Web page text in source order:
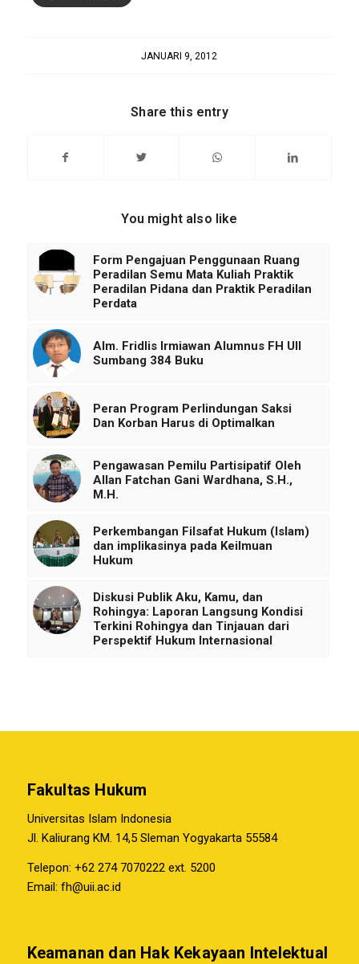
JANUARI 9, 2012
Share this entry
You might also like
Form Pengajuan Penggunaan Ruang
Peradilan Semu Mata Kuliah Praktik
Peradilan Pidana dan Praktik Peradilan
Perdata
Alm. Fridlis Irmiawan Alumnus FH UII
Sumbang 384 Buku
Peran Program Perlindungan Saksi
Dan Korban Harus di Optimalkan
Pengawasan Pemilu Partisipatif Oleh
Allan Fatchan Gani Wardhana, S.H.,
M.H.
Perkembangan Filsafat Hukum (Islam)
dan implikasinya pada Keilmuan
Hukum
Diskusi Publik Aku, Kamu, dan
Rohingya: Laporan Langsung Kondisi
Terkini Rohingya dan Tinjauan dari
Perspektif Hukum Internasional
Fakultas Hukum
Universitas Islam Indonesia
Jl. Kaliurang KM. 14,5 Sleman Yogyakarta 55584
Telepon: +62 274 7070222 ext. 5200
Email: fh@uii.ac.id
Keamanan dan Hak Kekayaan Intelektual